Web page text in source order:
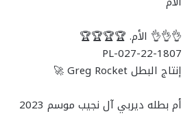
👌👌👌 الأم. 🏆🏆🏆🏆
PL-027-22-1807
إنتاج البطل Greg Rocket 🚀
أم بطله ديربي آل نجيب موسم 2023